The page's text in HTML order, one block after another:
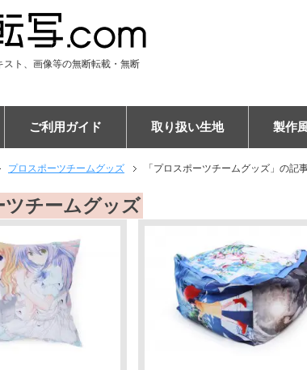
スト、画像等の無断転載・無断
ツ
ト
ケット
クトケース
ッグ
ット
ダー
ンテリア
リー
ご利用ガイド
ご注文の流れ
納期について
割引キャンペーン
EC販売向けサポートプラン
キャンセルについて
専門用語集
昇華転写印刷とは
お客様の声
布プリントの比較
エンドレス柄の作り方
よくある質問
会社概要
取り扱い生地 製作
プロスポーツチームグッズ 「プロスポーツチームグッズ」の記
ツチームグッズ